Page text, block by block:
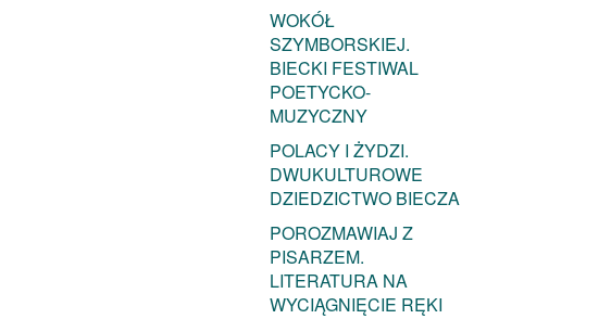
WOKÓŁ
SZYMBORSKIEJ.
BIECKI FESTIWAL
POETYCKO-
MUZYCZNY
POLACY I ŻYDZI.
DWUKULTUROWE
DZIEDZICTWO BIECZA
POROZMAWIAJ Z
PISARZEM.
LITERATURA NA
WYCIĄGNIĘCIE RĘKI